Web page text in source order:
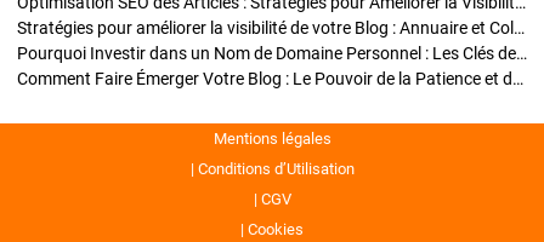
Stratégies pour améliorer la visibilité de votre Blog : Annuaire et Collaborations
Pourquoi Investir dans un Nom de Domaine Personnel : Les Clés de la Réussite de Votre Blog
Comment Faire Émerger Votre Blog : Le Pouvoir de la Patience et de la Persévérance
Mentions légales
Conditions d’Utilisation
CGV
Cookies